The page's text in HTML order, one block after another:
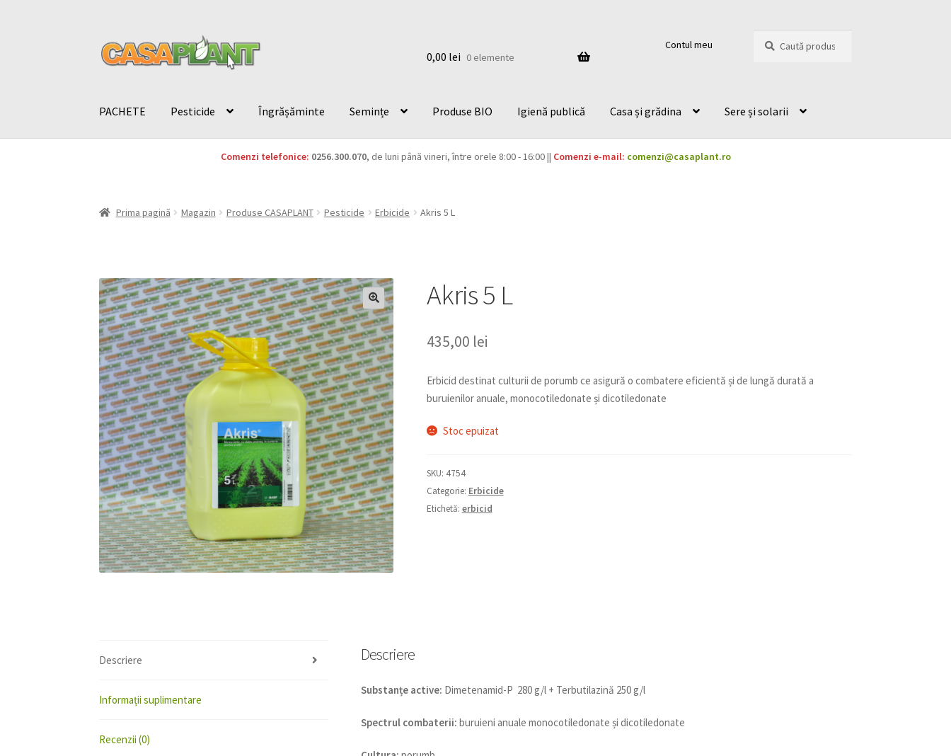
0,00 lei 0 elemente
Contul meu
după:
PACHETE Pesticide Îngrășăminte Semințe Produse BIO Igienă publică Casa și grădina Sere și solarii
Comenzi telefonice: 0256.300.070, de luni până vineri, între orele 8:00 - 16:00 || Comenzi e-mail: comenzi@casaplant.ro
Prima pagină Magazin Produse CASAPLANT Pesticide Erbicide Akris 5 L
Akris 5 L
435,00 lei
Erbicid destinat culturii de porumb ce asigură o combatere eficientă și de lungă durată a
buruienilor anuale, monocotiledonate și dicotiledonate
Stoc epuizat
SKU: 4754
Categorie: Erbicide
Etichetă: erbicid
Descriere
Informații suplimentare
Recenzii (0)
Descriere
Substanțe active: Dimetenamid-P 280 g/l + Terbutilazină 250 g/l
Spectrul combaterii:buruieni anuale monocotiledonate și dicotiledonate